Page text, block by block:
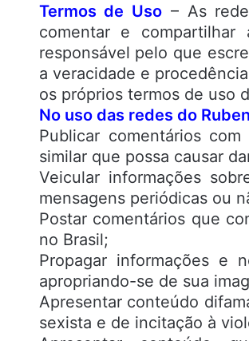
Termos de Uso – As
comentar e
responsável pelo que
a veracidade e
os próprios termos de uso
No uso das redes do
Publicar comentários
similar que possa causar
Veicular informações
mensagens periódicas ou
Postar comentários que
no Brasil;
Propagar informações e
apropriando-se de sua
Apresentar conteúdo
sexista e de incitação à